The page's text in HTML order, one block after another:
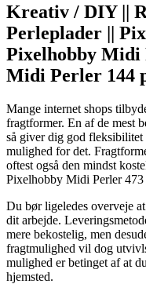
Kreativ / DIY ||
Perleplader ||
Pixelhobby Midi
Midi Perler 144
Mange internet shops
fragtformer. En af de mest
så giver dig god
mulighed for det.
oftest også den mindst
Pixelhobby Midi Perler
Du bør ligeledes overveje
dit arbejde.
mere bekostelig, men
fragtmulighed vil dog
mulighed er betinget af at
hjemsted.